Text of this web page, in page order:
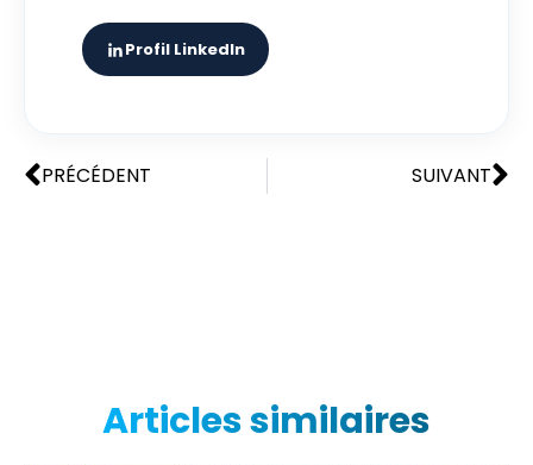
Profil LinkedIn
PRÉCÉDENT SUIVANT
Articles similaires